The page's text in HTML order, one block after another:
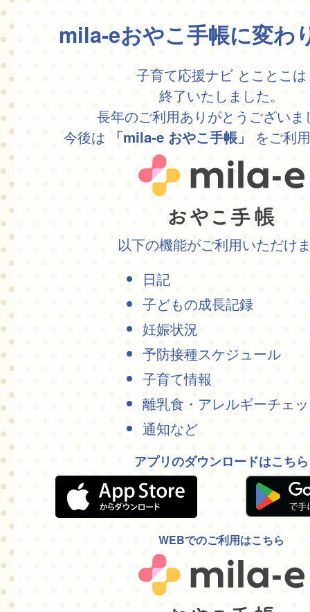
mila-eおやこ手帳に変わ
子育て応援ナビ とことこは
終了いたしました。
長年のご利用ありがとうございま
今後は
「mila-e おやこ手帳」 をご利
以下の機能がご利用いただけ
日記
子どもの成長記録
妊娠状況
予防接種スケジュール
子育て情報
離乳食・アレルギーチェ
通知など
アプリのダウンロードはこちら
WEBでのご利用はこちら